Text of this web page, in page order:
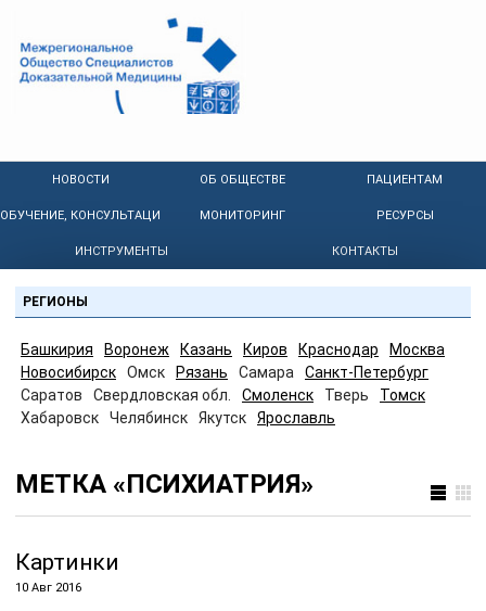
НОВОСТИ ОБ ОБЩЕСТВЕ ПАЦИЕНТАМ
ОБУЧЕНИЕ, КОНСУЛЬТАЦИИ МОНИТОРИНГ РЕСУРСЫ
ИНСТРУМЕНТЫ КОНТАКТЫ
РЕГИОНЫ
Башкирия Воронеж Казань Киров Краснодар
Москва
Новосибирск
Омск Рязань Самара
Санкт-Петербург
Саратов
Свердловская обл. Смоленск Тверь
Томск
Хабаровск
Челябинск Якутск Ярославль
МЕТКА «ПСИХИАТРИЯ»
Картинки
10 Авг 2016